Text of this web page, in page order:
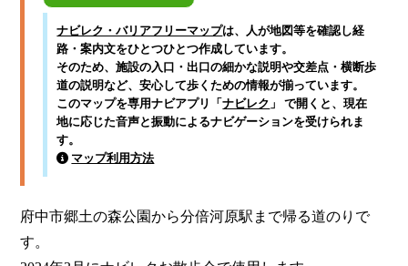
ナビレク・バリアフリーマップは、人が地図等を確認し経
路・案内文をひとつひとつ作成しています。
そのため、施設の入口・出口の細かな説明や交差点・横断歩
道の説明など、安心して歩くための情報が揃っています。
このマップを専用ナビアプリ「ナビレク 」 で開くと、現在
地に応じた音声と振動によるナビゲーションを受けられま
す。
マップ利用方法
府中市郷土の森公園から分倍河原駅まで帰る道のりで
す。